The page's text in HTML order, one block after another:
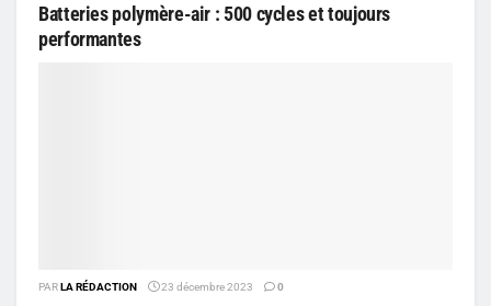
Batteries polymère-air : 500 cycles et toujours
performantes
PARLA RÉDACTION 23 décembre 2023 0